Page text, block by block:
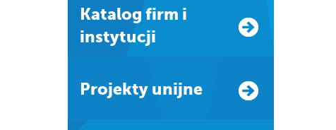
Katalog firm i
instytucji
Projekty unijne